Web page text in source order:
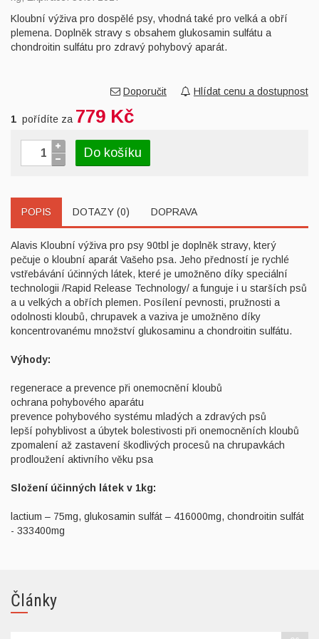
Kloubní výživa pro dospělé psy, vhodná také pro velká a obří
plemena. Doplněk stravy s obsahem glukosamin sulfátu a
chondroitin sulfátu pro zdravý pohybový aparát.
Doporučit Hlídat cenu a dostupnost
1 pořídíte za 779 Kč
Do košíku
POPIS DOTAZY (0) DOPRAVA
Alavis Kloubní výživa pro psy 90tbl je doplněk stravy, který
pečuje o kloubní aparát Vašeho psa. Jeho předností je rychlé
vstřebávání účinných látek, které je umožněno díky speciální
technologii /Rapid Release Technology/ a funguje i u starších psů
a u velkých a obřích plemen. Posílení pevnosti, pružnosti a
odolnosti kloubů, chrupavek a vaziva je umožněno díky
koncentrovanému množství glukosaminu a chondroitin sulfátu.
Výhody:
regenerace a prevence při onemocnění kloubů
ochrana pohybového aparátu
prevence pohybového systému mladých a zdravých psů
lepší pohyblivost a úbytek bolestivosti při onemocněních kloubů
zpomalení až zastavení škodlivých procesů na chrupavkách
prodloužení aktivního věku psa
Složení účinných látek v 1kg:
lactium – 75mg, glukosamin sulfát – 416000mg, chondroitin sulfát
- 333400mg
Články